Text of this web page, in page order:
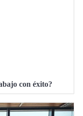
con éxito?